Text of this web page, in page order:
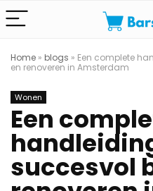
Home » blogs » Een complete
en renoveren in Amsterdam
Wonen
Een
succesvol